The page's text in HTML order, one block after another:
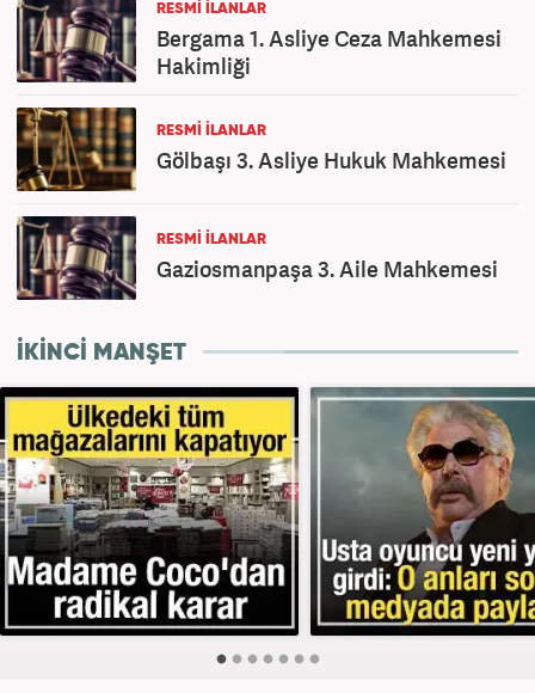
RESMİ İLANLAR
Bergama 1. Asliye Ceza Mahkemesi
Hakimliği
RESMİ İLANLAR
Gölbaşı 3. Asliye Hukuk Mahkemesi
RESMİ İLANLAR
Gaziosmanpaşa 3. Aile Mahkemesi
İKİNCİ MANŞET